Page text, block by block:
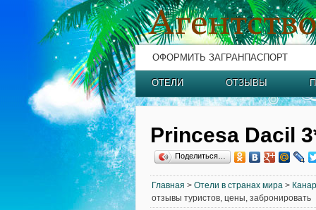
ОФОРМИТЬ ЗАГРАНПАСПОРТ
ОТЕЛИ ОТЗЫВЫ
Princesa Dacil
Поделиться…
Главная > Отели в странах мира >
отзывы туристов, цены, забронировать